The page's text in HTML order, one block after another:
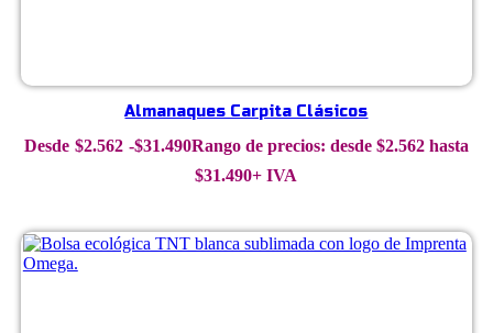
Almanaques Carpita Clásicos
$2.562 -$31.490Rango de precios: desde $2.562 hasta
$31.490+ IVA